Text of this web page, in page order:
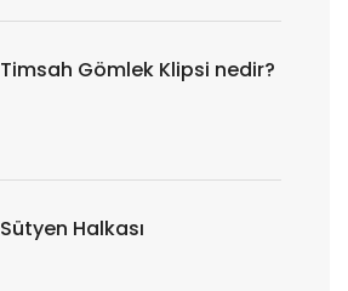
Timsah Gömlek Klipsi nedir?
Sütyen Halkası